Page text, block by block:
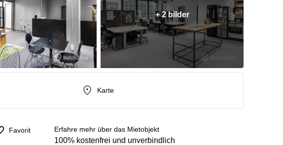
+ 2 bilder
Karte
Favorit Erfahre mehr über das Mietobjekt
100% kostenfrei und unverbindlich